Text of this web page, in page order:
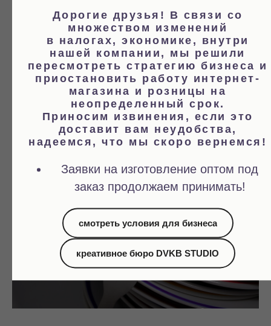
Дорогие друзья! В связи со
множеством изменений
в налогах, экономике, внутри
нашей компании, мы решили
пересмотреть стратегию бизнеса и
приостановить работу интернет-
магазина и розницы на
неопределенный срок.
Приносим извинения, если это
доставит вам неудобства,
надеемся, что мы скоро вернемся!
Заявки на изготовление оптом под
заказ продолжаем принимать!
смотреть условия для бизнеса
креативное бюро DVKB STUDIO